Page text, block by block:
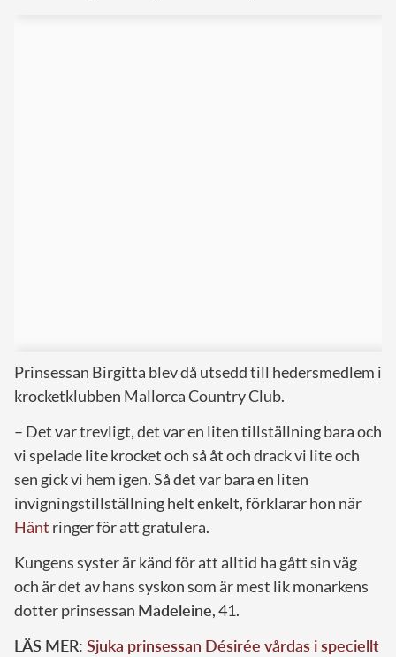
Prinsessan Birgitta blev då utsedd till hedersmedlem i
krocketklubben Mallorca Country Club.
– Det var trevligt, det var en liten tillställning bara och
vi spelade lite krocket och så åt och drack vi lite och
sen gick vi hem igen. Så det var bara en liten
invigningstillställning helt enkelt, förklarar hon när
Hänt ringer för att gratulera.
Kungens syster är känd för att alltid ha gått sin väg
och är det av hans syskon som är mest lik monarkens
dotter prinsessan Madeleine, 41.
LÄS MER: Sjuka prinsessan Désirée vårdas i speciellt